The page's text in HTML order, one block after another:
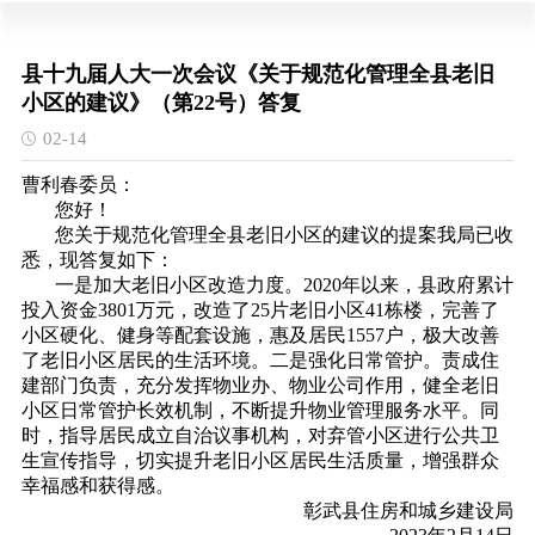
县十九届人大一次会议《关于规范化管理全县老旧
小区的建议》（第22号）答复
02-14
曹利春委员：
您好！
您关于规范化管理全县老旧小区的建议的提案我局已收
悉，现答复如下：
一是加大老旧小区改造力度。2020年以来，县政府累计
投入资金3801万元，改造了25片老旧小区41栋楼，完善了
小区硬化、健身等配套设施，惠及居民1557户，极大改善
了老旧小区居民的生活环境。二是强化日常管护。责成住
建部门负责，充分发挥物业办、物业公司作用，健全老旧
小区日常管护长效机制，不断提升物业管理服务水平。同
时，指导居民成立自治议事机构，对弃管小区进行公共卫
生宣传指导，切实提升老旧小区居民生活质量，增强群众
幸福感和获得感。
彰武县住房和城乡建设局